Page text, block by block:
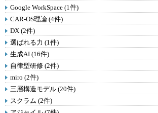
Google WorkSpace (1件)
CAR-OS理論 (4件)
DX (2件)
選ばれる力 (1件)
生成AI (16件)
自律型研修 (2件)
miro (2件)
三層構造モデル (20件)
スクラム (2件)